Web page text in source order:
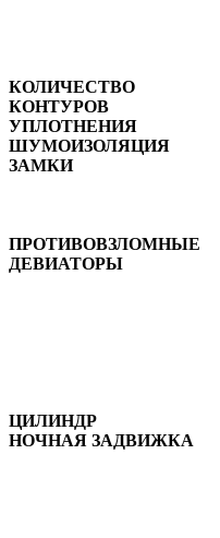
КОЛИЧЕСТВО
КОНТУРОВ
УПЛОТНЕНИЯ
ШУМОИЗОЛЯЦИЯ
ЗАМКИ
ПРОТИВОВЗЛОМНЫЕ
ДЕВИАТОРЫ
ЦИЛИНДР
НОЧНАЯ ЗАДВИЖКА